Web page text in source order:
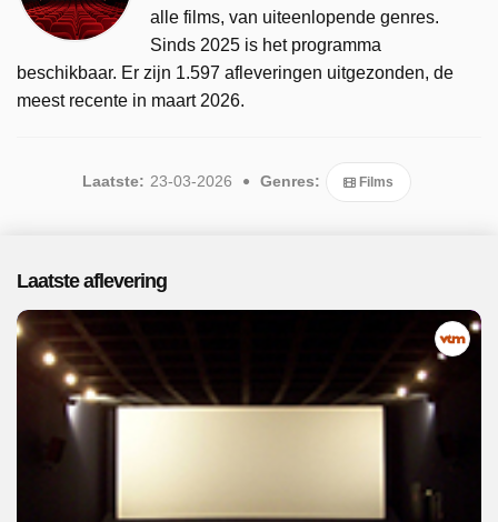
alle films, van uiteenlopende genres.
Sinds 2025 is het programma
beschikbaar. Er zijn 1.597 afleveringen uitgezonden, de
meest recente in maart 2026.
Laatste: 23-03-2026 Genres: Films
Laatste aflevering